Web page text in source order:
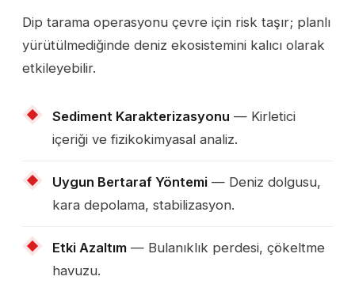
Dip tarama operasyonu çevre için risk taşır; planlı
yürütülmediğinde deniz ekosistemini kalıcı olarak
etkileyebilir.
Sediment Karakterizasyonu — Kirletici
içeriği ve fizikokimyasal analiz.
Uygun Bertaraf Yöntemi — Deniz dolgusu,
kara depolama, stabilizasyon.
Etki Azaltım — Bulanıklık perdesi, çökeltme
havuzu.